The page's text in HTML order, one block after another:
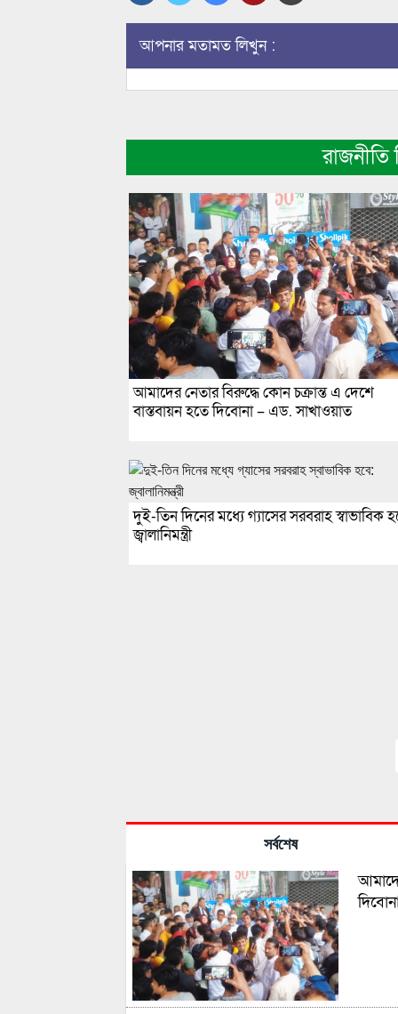
আপনার মতামত লিখুন :
আমাদের নেতার বিরুদ্ধে কোন চক্রান্ত এ দেশে
বাস্তবায়ন হতে দিবোনা – এড. সাখাওয়াত
দুই-তিন দিনের মধ্যে গ্যাসের সরবরাহ স্বাভাবিক
জ্বালানিমন্ত্রী
সর্বশেষ